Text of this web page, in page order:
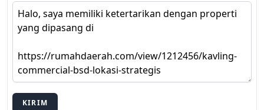
KIRIM